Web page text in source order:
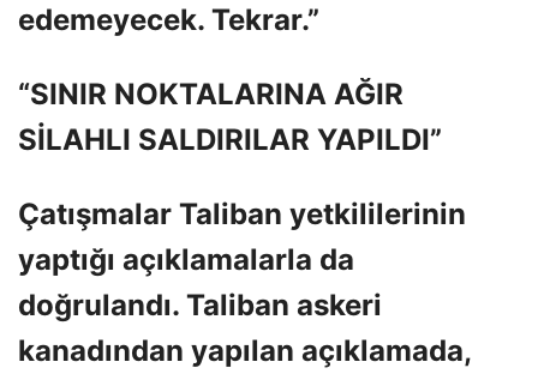
edemeyecek. Tekrar.”
“SINIR NOKTALARINA AĞIR
SİLAHLI SALDIRILAR YAPILDI”
Çatışmalar Taliban yetkililerinin
yaptığı açıklamalarla da
doğrulandı. Taliban askeri
kanadından yapılan açıklamada,